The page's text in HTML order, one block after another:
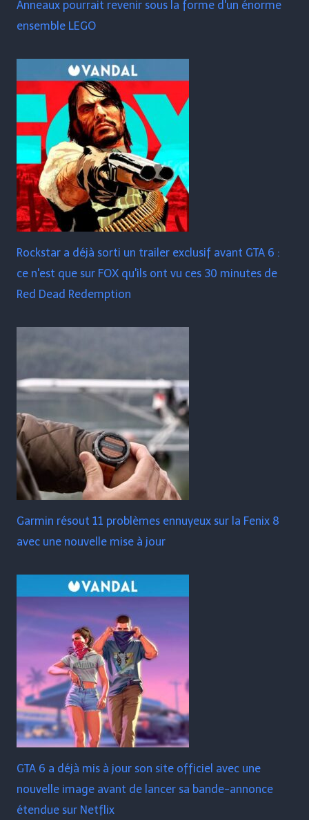
Anneaux pourrait revenir sous la forme d'un énorme
ensemble LEGO
Rockstar a déjà sorti un trailer exclusif avant GTA 6 :
ce n'est que sur FOX qu'ils ont vu ces 30 minutes de
Red Dead Redemption
Garmin résout 11 problèmes ennuyeux sur la Fenix ​​​​8
avec une nouvelle mise à jour
GTA 6 a déjà mis à jour son site officiel avec une
nouvelle image avant de lancer sa bande-annonce
étendue sur Netflix